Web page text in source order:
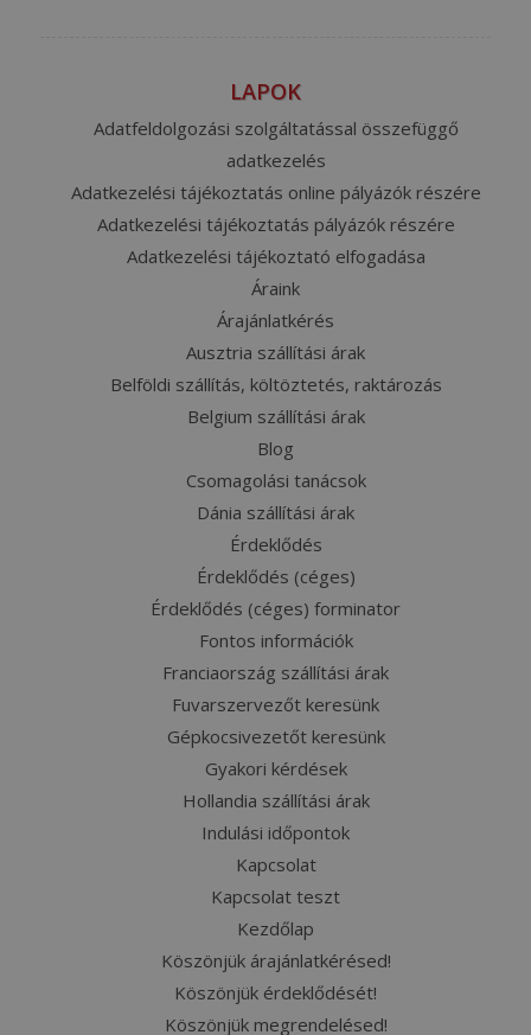
LAPOK
Adatfeldolgozási szolgáltatással összefüggő
adatkezelés
Adatkezelési tájékoztatás online pályázók részére
Adatkezelési tájékoztatás pályázók részére
Adatkezelési tájékoztató elfogadása
Áraink
Árajánlatkérés
Ausztria szállítási árak
Belföldi szállítás, költöztetés, raktározás
Belgium szállítási árak
Blog
Csomagolási tanácsok
Dánia szállítási árak
Érdeklődés
Érdeklődés (céges)
Érdeklődés (céges) forminator
Fontos információk
Franciaország szállítási árak
Fuvarszervezőt keresünk
Gépkocsivezetőt keresünk
Gyakori kérdések
Hollandia szállítási árak
Indulási időpontok
Kapcsolat
Kapcsolat teszt
Kezdőlap
Köszönjük árajánlatkérésed!
Köszönjük érdeklődését!
Köszönjük megrendelésed!